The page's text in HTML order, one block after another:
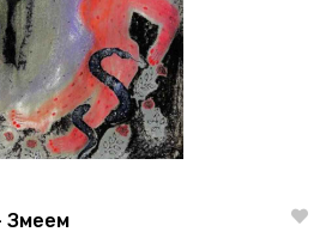
Змеем